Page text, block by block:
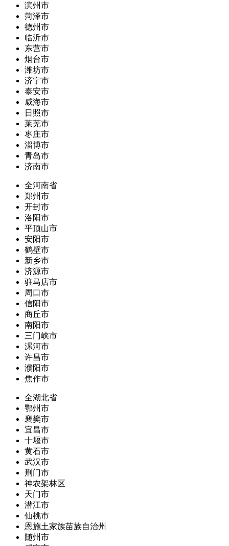
滨州市
菏泽市
德州市
临沂市
东营市
烟台市
潍坊市
济宁市
泰安市
威海市
日照市
莱芜市
枣庄市
淄博市
青岛市
济南市
全河南省
郑州市
开封市
洛阳市
平顶山市
安阳市
鹤壁市
新乡市
济源市
驻马店市
周口市
信阳市
商丘市
南阳市
三门峡市
漯河市
许昌市
濮阳市
焦作市
全湖北省
鄂州市
襄樊市
宜昌市
十堰市
黄石市
武汉市
荆门市
神农架林区
天门市
潜江市
仙桃市
恩施土家族苗族自治州
随州市